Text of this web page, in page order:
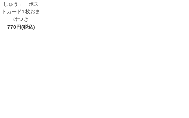
しゅう」 ポス
トカード1枚おま
けつき
770円(税込)